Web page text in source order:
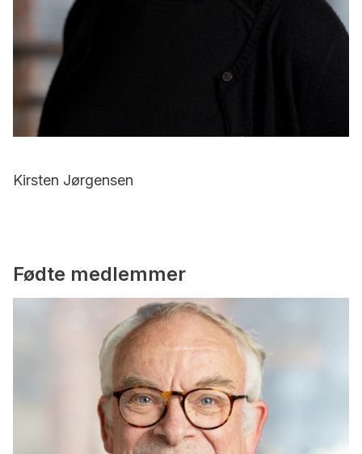
Kirsten Jørgensen
Fødte medlemmer